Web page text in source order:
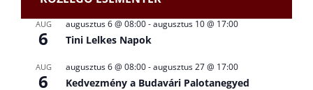
AUG
6
augusztus 6 @ 08:00-augusztus 10 @ 17:00
Tini Lelkes Napok
AUG
6
augusztus 6 @ 08:00-augusztus 27 @ 17:00
Kedvezmény a Budavári Palotanegyed